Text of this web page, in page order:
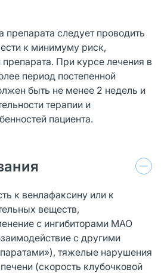
следует проводить
к минимуму риск,
При курсе лечения в
период постепенной
быть не менее 2 недель и
терапии и
пациента.
к венлафаксину или к
веществ,
с ингибиторами МАО
с другими
тяжелые нарушения
(скорость клубочковой